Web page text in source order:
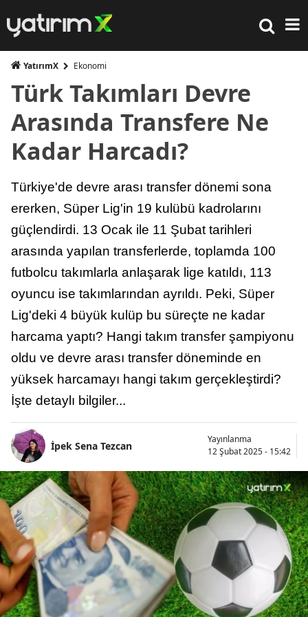
YatırımX Ekonomi
Türk Takımları Devre
Arasında Transfere Ne
Kadar Harcadı?
Türkiye'de devre arası transfer dönemi sona
ererken, Süper Lig'in 19 kulübü kadrolarını
güçlendirdi. 13 Ocak ile 11 Şubat tarihleri
arasında yapılan transferlerde, toplamda 100
futbolcu takımlarla anlaşarak lige katıldı, 113
oyuncu ise takımlarından ayrıldı. Peki, Süper
Lig'deki 4 büyük kulüp bu süreçte ne kadar
harcama yaptı? Hangi takım transfer şampiyonu
oldu ve devre arası transfer döneminde en
yüksek harcamayı hangi takım gerçekleştirdi?
İşte detaylı bilgiler...
İpek Sena Tezcan
Yayınlanma
12 Şubat 2025 - 15:42